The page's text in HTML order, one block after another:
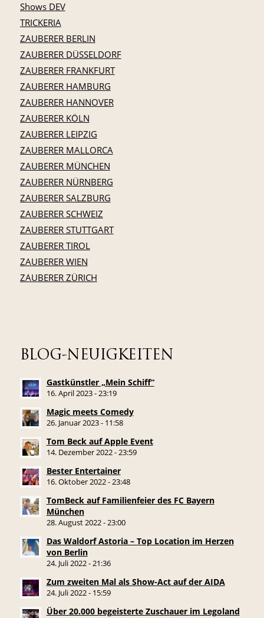
Shows DEV
TRICKERIA
ZAUBERER BERLIN
ZAUBERER DÜSSELDORF
ZAUBERER FRANKFURT
ZAUBERER HAMBURG
ZAUBERER HANNOVER
ZAUBERER KÖLN
ZAUBERER LEIPZIG
ZAUBERER MALLORCA
ZAUBERER MÜNCHEN
ZAUBERER NÜRNBERG
ZAUBERER SALZBURG
ZAUBERER SCHWEIZ
ZAUBERER STUTTGART
ZAUBERER TIROL
ZAUBERER WIEN
ZAUBERER ZÜRICH
BLOG-NEUIGKEITEN
Gastkünstler „Mein Schiff“
16. April 2023 - 23:19
Magic meets Comedy
26. Januar 2023 - 11:58
Tom Beck auf Apple Event
14. Dezember 2022 - 23:59
Bester Entertainer
16. Oktober 2022 - 23:48
TomBeck auf Familienfeier des FC Bayern
München
28. August 2022 - 23:00
Das Waldorf Astoria – Top Location im Herzen
von Berlin
24. Juli 2022 - 21:36
Zum zweiten Mal als Show-Act auf der AIDA
24. Juli 2022 - 15:59
Über 20.000 begeisterte Zuschauer im Legoland